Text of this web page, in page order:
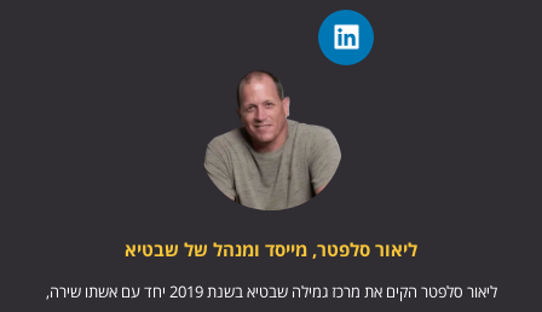
ליאור סלפטר, מייסד ומנהל של שבטיא
ליאור סלפטר הקים את מרכז גמילה שבטיא בשנת 2019 יחד עם אשתו שירה,